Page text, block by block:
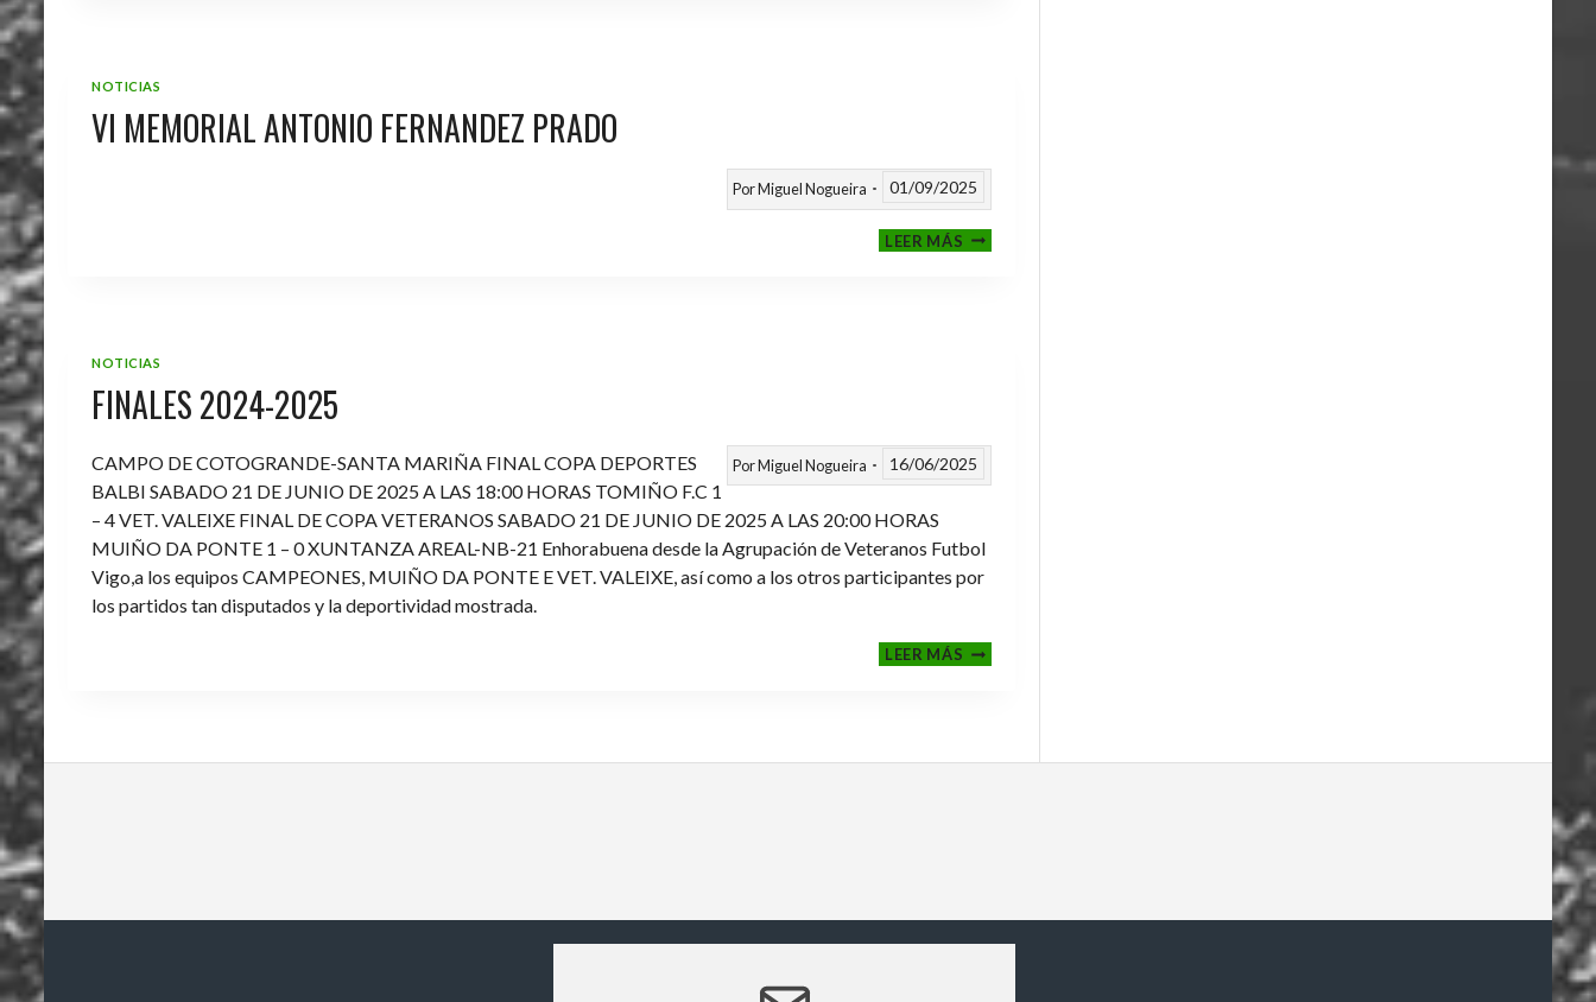
NOTICIAS
VI MEMORIAL ANTONIO FERNANDEZ PRADO
PorMiguel Nogueira 01/09/2025
LEER MÁSVI
MEMORIAL
NOTICIAS
FINALES 2024-2025
PorMiguel Nogueira 16/06/2025
CAMPO DE COTOGRANDE-SANTA MARIÑA FINAL COPA DEPORTES
BALBI SABADO 21 DE JUNIO DE 2025 A LAS 18:00 HORAS TOMIÑO F.C 1
– 4 VET. VALEIXE FINAL DE COPA VETERANOS SABADO 21 DE JUNIO DE 2025 A LAS 20:00 HORAS
MUIÑO DA PONTE 1 – 0 XUNTANZA AREAL-NB-21 Enhorabuena desde la Agrupación de Veteranos Futbol
Vigo,a los equipos CAMPEONES, MUIÑO DA PONTE E VET. VALEIXE, así como a los otros participantes por
los partidos tan disputados y la deportividad mostrada.
LEER MÁSFINALES
2024-